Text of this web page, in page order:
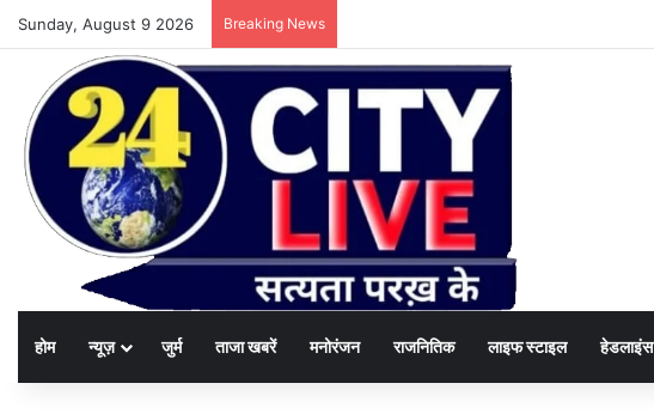
Sunday, August 9 2026 Breaking News
होम न्यूज़ जुर्म ताजा खबरें मनोरंजन राजनितिक लाइफ स्टाइल हेडलाइंस